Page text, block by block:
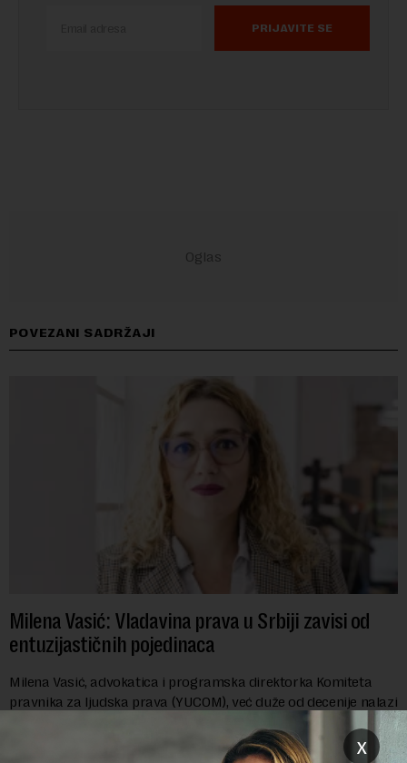
PRIJAVITE SE
POVEZANI SADRŽAJI
Milena Vasić: Vladavina prava u Srbiji zavisi od
entuzijastičnih pojedinaca
Milena Vasić, advokatica i programska direktorka Komiteta
pravnika za ljudska prava (YUCOM), već duže od decenije nalazi
marginalizovanih grupa, žrtava diskrimi...
x